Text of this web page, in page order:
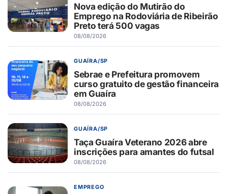
Nova edição do Mutirão do
Emprego na Rodoviária de Ribeirão
Preto terá 500 vagas
08/08/2026
GUAÍRA/SP
Sebrae e Prefeitura promovem
curso gratuito de gestão financeira
em Guaíra
08/08/2026
GUAÍRA/SP
Taça Guaíra Veterano 2026 abre
inscrições para amantes do futsal
08/08/2026
EMPREGO